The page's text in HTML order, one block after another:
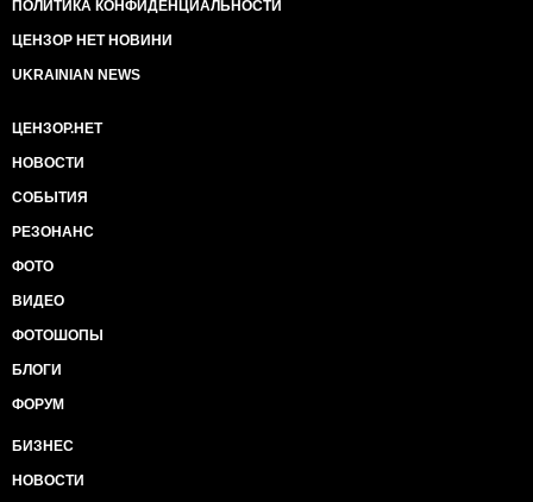
ПОЛИТИКА КОНФИДЕНЦИАЛЬНОСТИ
ЦЕНЗОР НЕТ НОВИНИ
UKRAINIAN NEWS
ЦЕНЗОР.НЕТ
НОВОСТИ
СОБЫТИЯ
РЕЗОНАНС
ФОТО
ВИДЕО
ФОТОШОПЫ
БЛОГИ
ФОРУМ
БИЗНЕС
НОВОСТИ